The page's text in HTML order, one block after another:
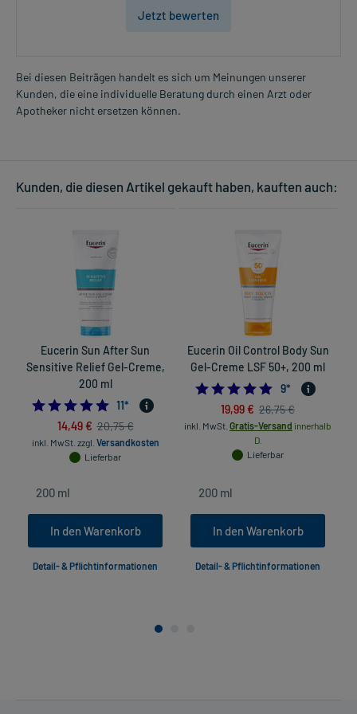
Jetzt bewerten
Bei diesen Beiträgen handelt es sich um Meinungen unserer
Kunden, die eine individuelle Beratung durch einen Arzt oder
Apotheker nicht ersetzen können.
Kunden, die diesen Artikel gekauft haben, kauften auch:
Eucerin Sun After Sun
Sensitive Relief Gel-Creme,
200 ml
5.0
11*
14,49 € 20,75 €
inkl. MwSt. zzgl. Versandkosten
Lieferbar
In den Warenkorb
Detail- & Pflichtinformationen
Eucerin Oil Control Body Sun
Gel-Creme LSF 50+, 200 ml
5.0
9*
19,99 € 26,75 €
inkl. MwSt. Gratis-Versand innerhalb
D.
Lieferbar
In den Warenkorb
Detail- & Pflichtinformationen